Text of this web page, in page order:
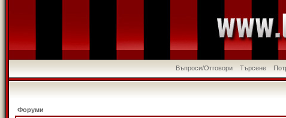
Въпроси/Отговори Търсене
Форуми